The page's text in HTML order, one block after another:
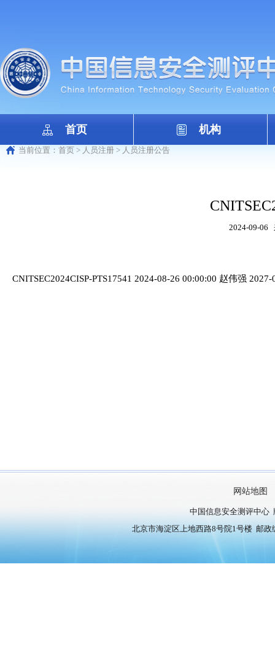
首页 机构
当前位置： 首页 > 人员注册 > 人员注册公告
2024-09-06
CNITSEC2024CISP-PTS17541 2024-08-26 00:00:00 赵伟强
网站地图
中国信息安全测评中心
北京市海淀区上地西路8号院1号楼 邮